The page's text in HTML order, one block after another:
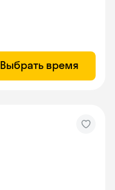
Выбрать время